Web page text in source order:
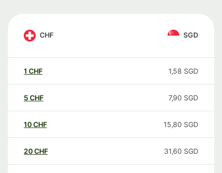
CHF SGD
1 CHF 1,58 SGD
5 CHF 7,90 SGD
10CHF 15,80 SGD
20CHF 31,60 SGD